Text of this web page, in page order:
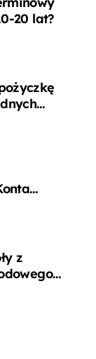
20 lat?
z